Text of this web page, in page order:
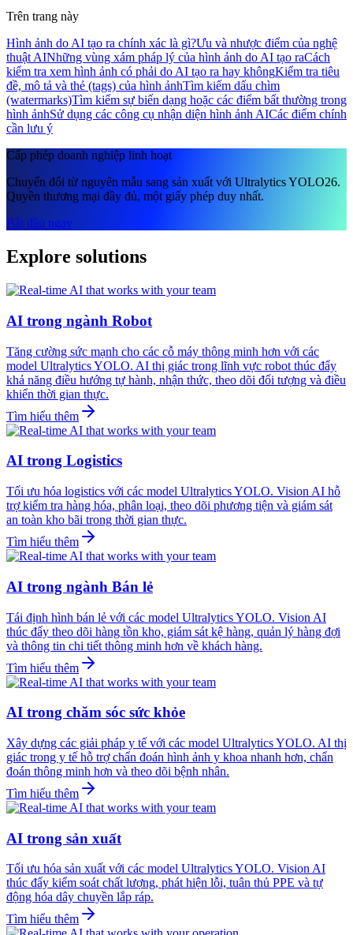
Trên trang này
Hình ảnh do AI tạo ra chính xác là gì?Ưu và nhược điểm của nghệ
thuật AINhững vùng xám pháp lý của hình ảnh do AI tạo raCách
kiểm tra xem hình ảnh có phải do AI tạo ra hay khôngKiểm tra tiêu
đề, mô tả và thẻ (tags) của hình ảnhTìm kiếm dấu chìm
(watermarks)Tìm kiếm sự biến dạng hoặc các điểm bất thường trong
hình ảnhSử dụng các công cụ nhận diện hình ảnh AICác điểm chính
cần lưu ý
Cấp phép doanh nghiệp linh hoạt
Chuyển đổi từ nguyên mẫu sang sản xuất với Ultralytics YOLO26.
Quyền thương mại đầy đủ, một giấy phép duy nhất.
Bắt đầu ngay
Explore solutions
AI trong ngành Robot
Tăng cường sức mạnh cho các cỗ máy thông minh hơn với các
model Ultralytics YOLO. AI thị giác trong lĩnh vực robot thúc đẩy
khả năng điều hướng tự hành, nhận thức, theo dõi đối tượng và điều
khiển thời gian thực.
Tìm hiểu thêm
AI trong Logistics
Tối ưu hóa logistics với các model Ultralytics YOLO. Vision AI hỗ
trợ kiểm tra hàng hóa, phân loại, theo dõi phương tiện và giám sát
an toàn kho bãi trong thời gian thực.
Tìm hiểu thêm
AI trong ngành Bán lẻ
Tái định hình bán lẻ với các model Ultralytics YOLO. Vision AI
thúc đẩy theo dõi hàng tồn kho, giám sát kệ hàng, quản lý hàng đợi
và thông tin chi tiết thông minh hơn về khách hàng.
Tìm hiểu thêm
AI trong chăm sóc sức khỏe
Xây dựng các giải pháp y tế với các model Ultralytics YOLO. AI thị
giác trong y tế hỗ trợ chẩn đoán hình ảnh y khoa nhanh hơn, chẩn
đoán thông minh hơn và theo dõi bệnh nhân.
Tìm hiểu thêm
AI trong sản xuất
Tối ưu hóa sản xuất với các model Ultralytics YOLO. Vision AI
thúc đẩy kiểm soát chất lượng, phát hiện lỗi, tuân thủ PPE và tự
động hóa dây chuyền lắp ráp.
Tìm hiểu thêm